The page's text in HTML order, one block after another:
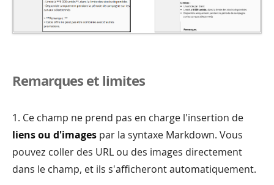
Remarques et limites
1. Ce champ ne prend pas en charge l'insertion de
liens ou d'images par la syntaxe Markdown. Vous
pouvez coller des URL ou des images directement
dans le champ, et ils s'afficheront automatiquement.